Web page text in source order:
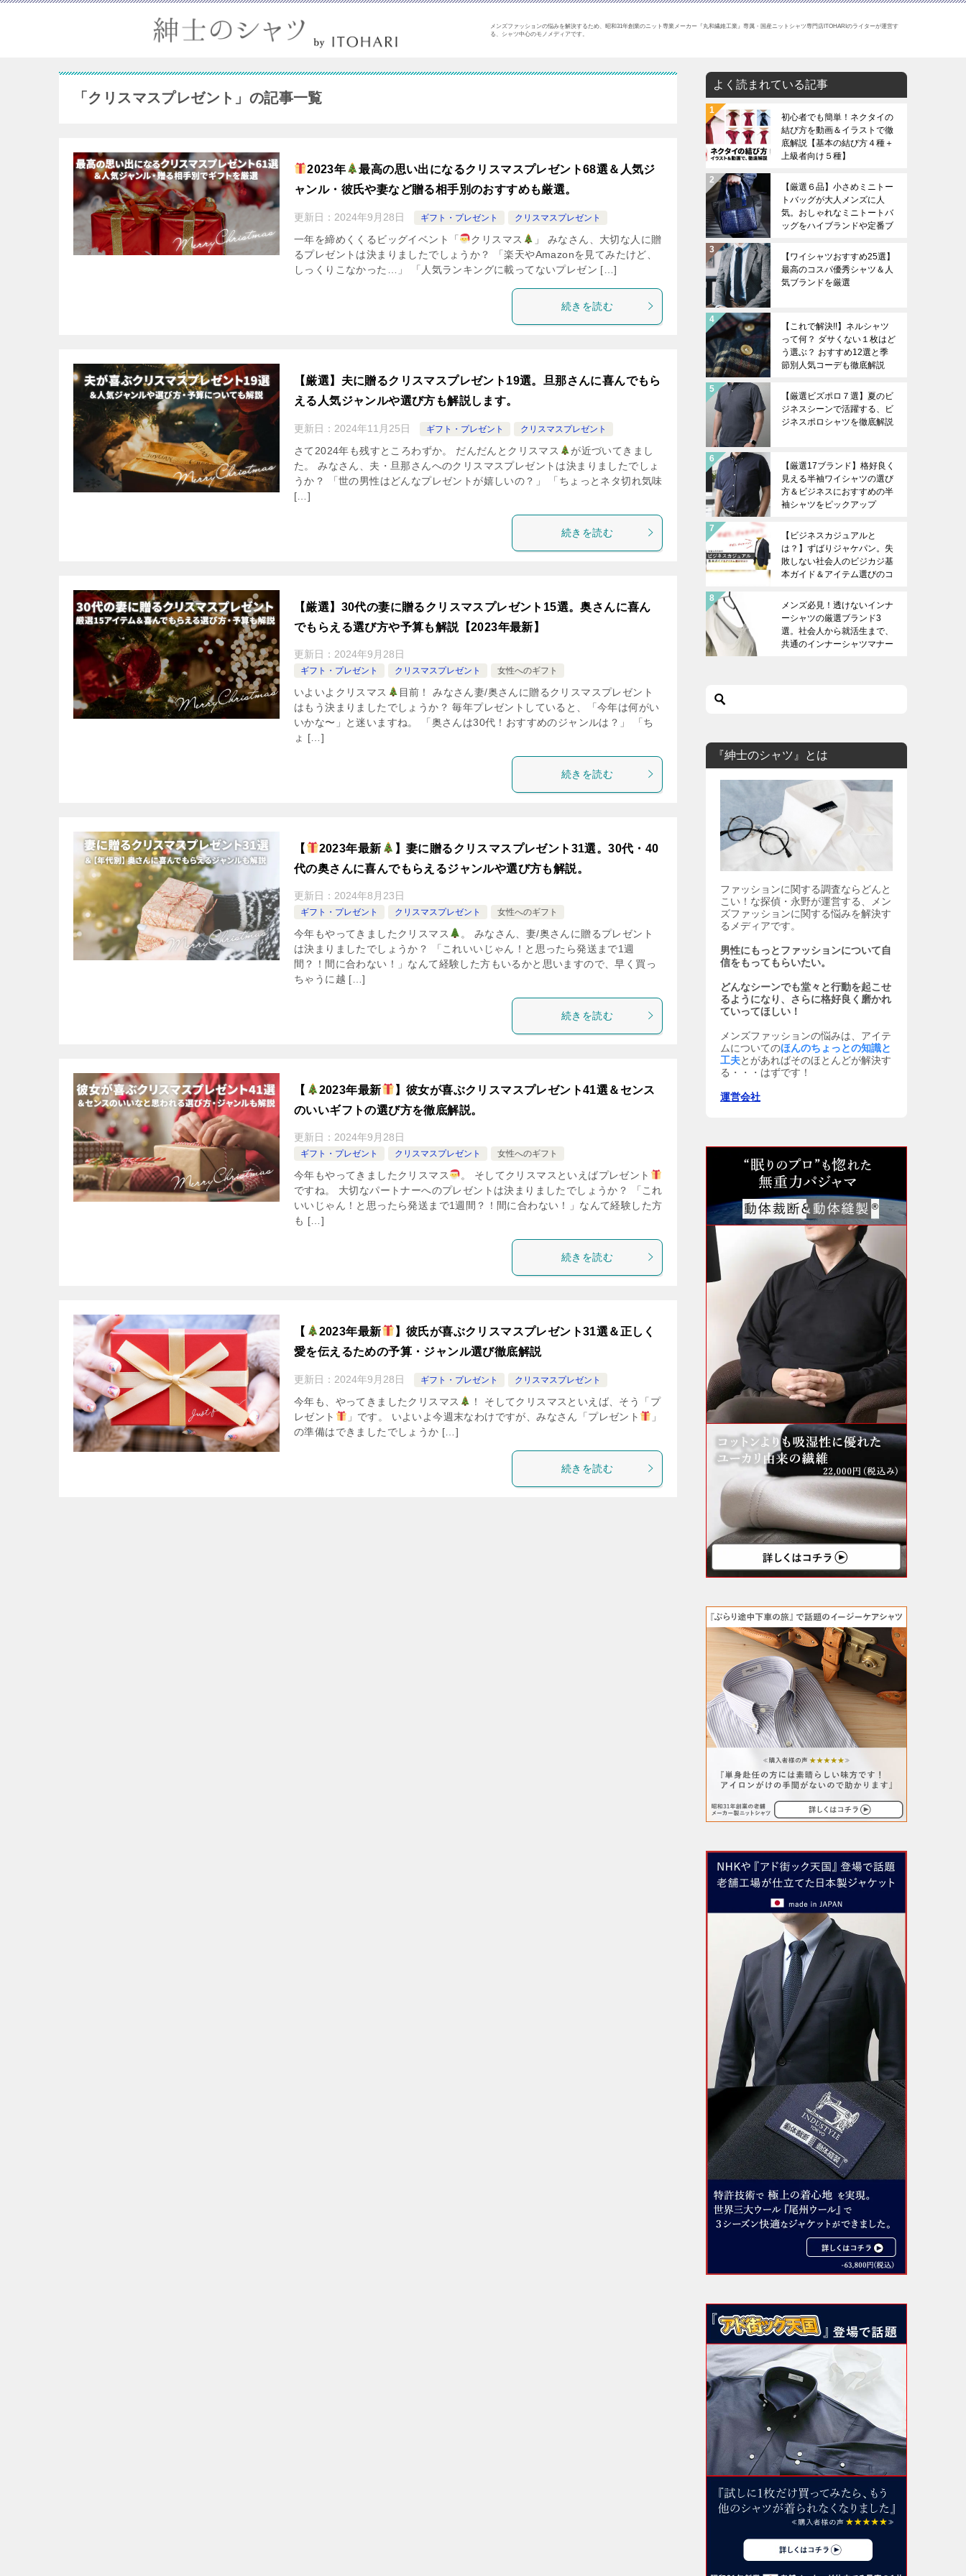
メンズファッションの悩みを解決するため、昭和31年創業のニット専業メーカー『丸和繊維工業』専属・国産ニットシャツ専門店ITOHARIのライターが運営す
る、シャツ中心のモノメディアです。
「クリスマスプレゼント」の記事一覧
2023年
最高の思い出になるクリスマスプレゼント68選＆人気ジ
ャンル・彼氏や妻など贈る相手別のおすすめも厳選。
更新日： 2024年9月28日 ギフト・プレゼント クリスマスプレゼント
一年を締めくくるビッグイベント「 クリスマス
」 みなさん、大切な人に贈
るプレゼントは決まりましたでしょうか？ 「楽天やAmazonを見てみたけど、
しっくりこなかった…」 「人気ランキングに載ってないプレゼン […]
続きを読む
【厳選】夫に贈るクリスマスプレゼント19選。旦那さんに喜んでもら
える人気ジャンルや選び方も解説します。
更新日： 2024年11月25日 ギフト・プレゼント クリスマスプレゼント
さて2024年も残すところわずか。 だんだんとクリスマス
が近づいてきまし
た。 みなさん、夫・旦那さんへのクリスマスプレゼントは決まりましたでしょ
うか？ 「世の男性はどんなプレゼントが嬉しいの？」 「ちょっとネタ切れ気味
[…]
続きを読む
【厳選】30代の妻に贈るクリスマスプレゼント15選。奥さんに喜ん
でもらえる選び方や予算も解説【2023年最新】
更新日： 2024年9月28日
ギフト・プレゼント クリスマスプレゼント 女性へのギフト
いよいよクリスマス
目前！ みなさん妻/奥さんに贈るクリスマスプレゼント
はもう決まりましたでしょうか？ 毎年プレゼントしていると、「今年は何がい
いかな〜」と迷いますね。 「奥さんは30代！おすすめのジャンルは？」 「ち
ょ […]
続きを読む
【 2023年最新
】妻に贈るクリスマスプレゼント31選。30代・40
代の奥さんに喜んでもらえるジャンルや選び方も解説。
更新日： 2024年8月23日
ギフト・プレゼント クリスマスプレゼント 女性へのギフト
今年もやってきましたクリスマス
。 みなさん、妻/奥さんに贈るプレゼント
は決まりましたでしょうか？ 「これいいじゃん！と思ったら発送まで1週
間？！間に合わない！」なんて経験した方もいるかと思いますので、早く買っ
ちゃうに越 […]
続きを読む
【 2023年最新
】彼女が喜ぶクリスマスプレゼント41選＆センス
のいいギフトの選び方を徹底解説。
更新日： 2024年9月28日
ギフト・プレゼント クリスマスプレゼント 女性へのギフト
今年もやってきましたクリスマス
。 そしてクリスマスといえばプレゼント
ですね。 大切なパートナーへのプレゼントは決まりましたでしょうか？ 「これ
いいじゃん！と思ったら発送まで1週間？！間に合わない！」なんて経験した方
も […]
続きを読む
【 2023年最新
】彼氏が喜ぶクリスマスプレゼント31選＆正しく
愛を伝えるための予算・ジャンル選び徹底解説
更新日： 2024年9月28日 ギフト・プレゼント クリスマスプレゼント
今年も、やってきましたクリスマス
！ そしてクリスマスといえば、そう「プ
レゼント
」です。 いよいよ今週末なわけですが、みなさん「プレゼント
」
の準備はできましたでしょうか […]
続きを読む
よく読まれている記事
初心者でも簡単！ネクタイの
結び方を動画＆イラストで徹
底解説【基本の結び方４種＋
上級者向け５種】
【厳選６品】小さめミニトー
トバッグが大人メンズに人
気。おしゃれなミニトートバ
ッグをハイブランドや定番ブ
【ワイシャツおすすめ25選】
最高のコスパ優秀シャツ＆人
気ブランドを厳選
【これで解決!!】ネルシャツ
って何？ ダサくない１枚はど
う選ぶ？ おすすめ12選と季
節別人気コーデも徹底解説
【厳選ビズポロ７選】夏のビ
ジネスシーンで活躍する、ビ
ジネスポロシャツを徹底解説
【厳選17ブランド】格好良く
見える半袖ワイシャツの選び
方＆ビジネスにおすすめの半
袖シャツをピックアップ
【ビジネスカジュアルと
は？】ずばりジャケパン。失
敗しない社会人のビジカジ基
本ガイド＆アイテム選びのコ
メンズ必見！透けないインナ
ーシャツの厳選ブランド3
選。社会人から就活生まで、
共通のインナーシャツマナー
『紳士のシャツ』とは
ファッションに関する調査ならどんと
こい！な探偵・永野が運営する、メン
ズファッションに関する悩みを解決す
るメディアです。
男性にもっとファッションについて自
信をもってもらいたい。
どんなシーンでも堂々と行動を起こせ
るようになり、さらに格好良く磨かれ
ていってほしい！
メンズファッションの悩みは、アイテ
ムについてのほんのちょっとの知識と
工夫とがあればそのほとんどが解決す
る・・・はずです！
運営会社